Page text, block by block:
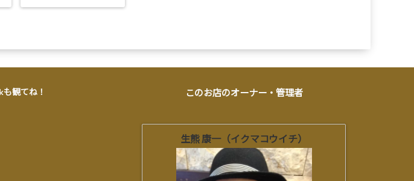
観てね！ このお店のオーナー・管理者
生熊 康一（イクマコウイチ）